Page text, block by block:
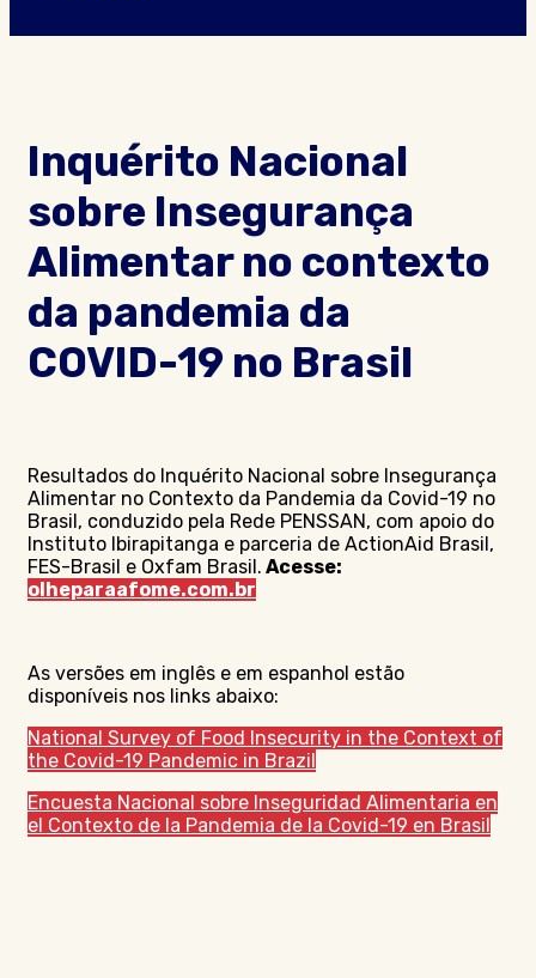
Inquérito Nacional
sobre Insegurança
Alimentar no contexto
da pandemia da
COVID-19 no Brasil
Resultados do Inquérito Nacional sobre Insegurança
Alimentar no Contexto da Pandemia da Covid-19 no
Brasil, conduzido pela Rede PENSSAN, com apoio do
Instituto Ibirapitanga e parceria de ActionAid Brasil,
FES-Brasil e Oxfam Brasil. Acesse:
olheparaafome.com.br
As versões em inglês e em espanhol estão
disponíveis nos links abaixo:
National Survey of Food Insecurity in the Context of
the Covid-19 Pandemic in Brazil
Encuesta Nacional sobre Inseguridad Alimentaria en
el Contexto de la Pandemia de la Covid-19 en Brasil